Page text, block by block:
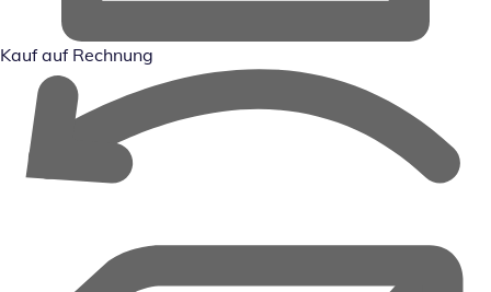
Kauf auf Rechnung